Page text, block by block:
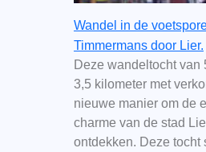
Wandel in de
Timmermans door Lier.
Deze wandeltocht van
3,5 kilometer met
nieuwe manier om de
charme van de stad
ontdekken. Deze tocht